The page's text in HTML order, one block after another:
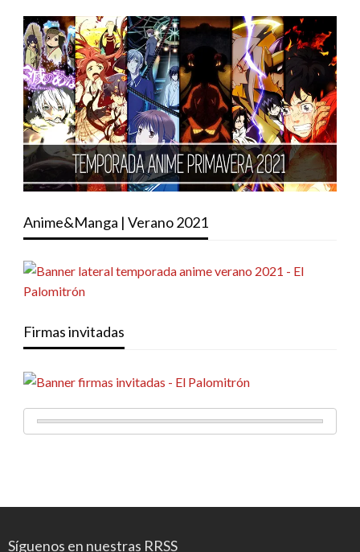
Anime&Manga | Verano 2021
Firmas invitadas
Síguenos en nuestras RRSS